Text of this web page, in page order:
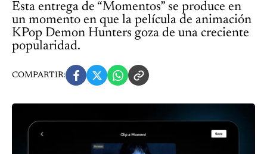
Esta entrega de “Momentos” se produce en
un momento en que la película de animación
KPop Demon Hunters goza de una creciente
popularidad.
COMPARTIR: